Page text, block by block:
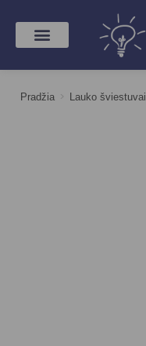
Pradžia > Lauko šviestuvai